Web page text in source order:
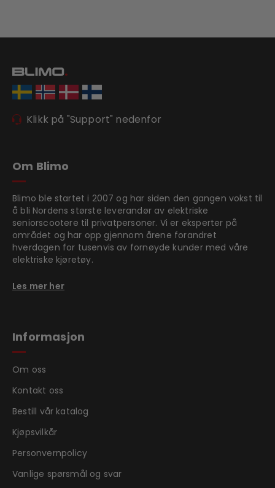
Klikk på "Support" nedenfor
Om Blimo
Blimo ble startet i 2007 og har siden den gangen vokst til
å bli Nordens største leverandør av elektriske
seniorscootere til privatpersoner. Vi er eksperter på
området og har opp gjennom årene forandret
hverdagen for tusenvis av fornøyde kunder med våre
elektriske kjøretøy.
Les mer her
Informasjon
Om oss
Kontakt oss
Bestill vår katalog
Kjøpsvilkår
Personvernpolicy
Vanlige spørsmål og svar